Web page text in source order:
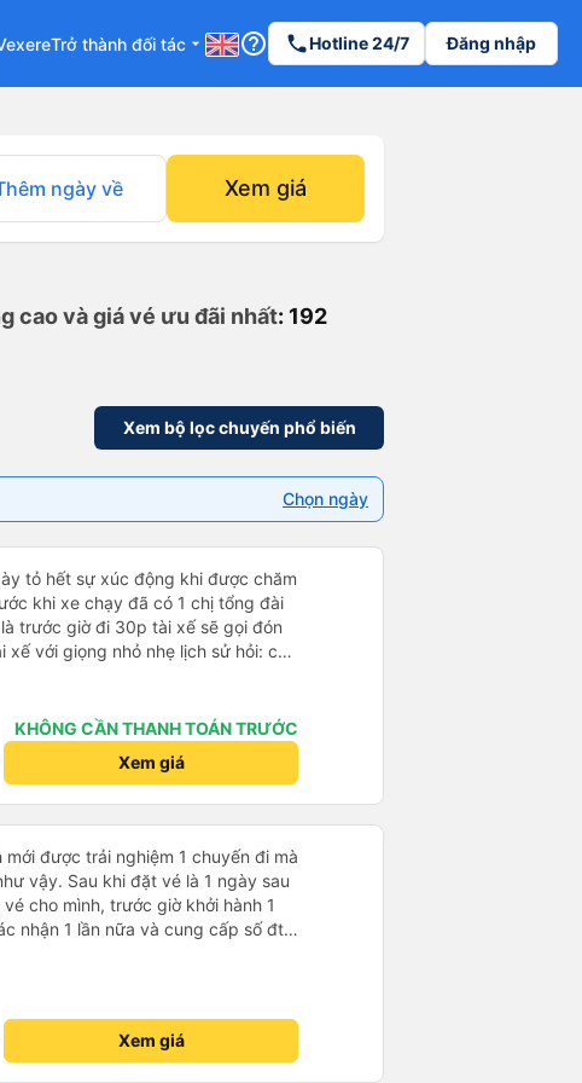
Trở thành đối tác arrow_drop_down help_outline phoneHotline 24/7 Đăng nhập
ngày về Xem giá
cao và giá vé ưu đãi nhất: 192
Xem bộ lọc chuyến phổ biến
Chọn ngày
tỏ hết sự xúc động khi được chăm
khi xe chạy đã có 1 chị tổng đài
trước giờ đi 30p tài xế sẽ gọi đón
xế với giọng nhỏ nhẹ lịch sử hỏi: chị
đường hơi đông nhưng anh tài xế
đi rất êm, không dằn sốc gì hết.
anh tài xế cũng với cái giọng
như các xe khác mình từng đi.
KHÔNG CẦN THANH TOÁN TRƯỚC
Xem giá
mới được trải nghiệm 1 chuyến đi mà
vậy. Sau khi đặt vé là 1 ngày sau
cho mình, trước giờ khởi hành 1
nhận 1 lần nữa và cung cấp số đt
vụ tốt, xe sạch sẽ và bác tài chạy
Xem giá